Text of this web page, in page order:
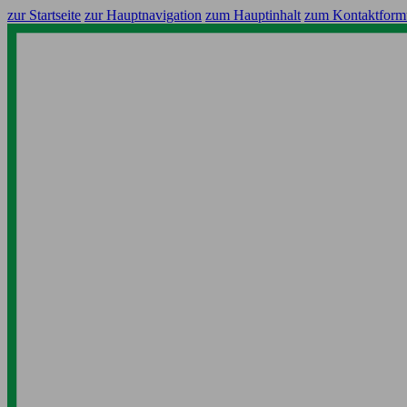
zur Startseite zur Hauptnavigation zum Hauptinhalt zum